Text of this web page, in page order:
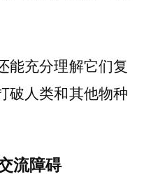
能充分理解它们复
破人类和其他物种
流障碍